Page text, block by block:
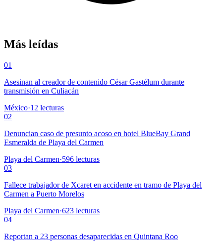
Más leídas
01
Asesinan al creador de contenido César Gastélum durante
transmisión en Culiacán
México·12 lecturas
02
Denuncian caso de presunto acoso en hotel BlueBay Grand
Esmeralda de Playa del Carmen
Playa del Carmen·596 lecturas
03
Fallece trabajador de Xcaret en accidente en tramo de Playa del
Carmen a Puerto Morelos
Playa del Carmen·623 lecturas
04
Reportan a 23 personas desaparecidas en Quintana Roo